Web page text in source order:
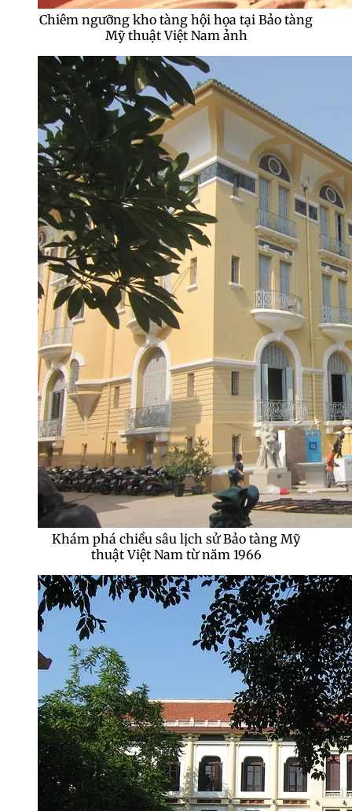
Chiêm ngưỡng kho tàng hội họa tại Bảo tàng
Mỹ thuật Việt Nam ảnh
Khám phá chiều sâu lịch sử Bảo tàng Mỹ
thuật Việt Nam từ năm 1966